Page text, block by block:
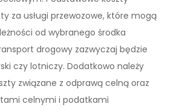
za usługi przewozowe, które mogą
od wybranego środka
drogowy zazwyczaj będzie
czy lotniczy. Dodatkowo należy
związane z odprawą celną oraz
celnymi i podatkami